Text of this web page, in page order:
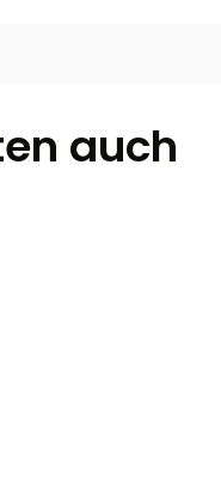
auch